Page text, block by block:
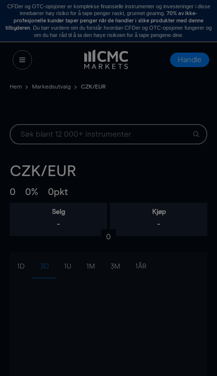
CFDer og OTC-opsjoner er komplekse finansielle instrumenter og investeringer i disse
innebærer høy risiko for å tape penger raskt, grunnet gearing. 70% av ikke-
profesjonelle kunder taper penger når de handler i slike produkter med denne
tilbyderen . Du bør vurdere om du forstår hvordan CFDer og OTC-opsjoner fungerer og
om du har råd til å ta den høye risikoen for å tape pengene dine.
Handle
Hem Markedsutvalg CZK/EUR
CZK/EUR
0 0% 0pkt
Selg
-
Kjøp
-
0
1D 3D 1U 1M 3M 1ÅR